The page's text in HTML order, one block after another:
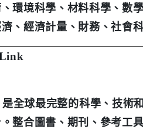
環境科學、材料科學、數
、經濟計量、財務、社會
是全球最完整的科學、技術
整合圖書、期刊、參考工